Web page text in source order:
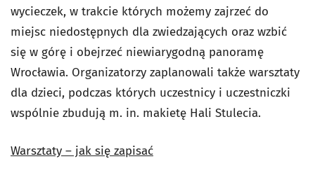
wycieczek, w trakcie których możemy zajrzeć do
miejsc niedostępnych dla zwiedzających oraz wzbić
się w górę i obejrzeć niewiarygodną panoramę
Wrocławia. Organizatorzy zaplanowali także warsztaty
dla dzieci, podczas których uczestnicy i uczestniczki
wspólnie zbudują m. in. makietę Hali Stulecia.
Warsztaty – jak się zapisać